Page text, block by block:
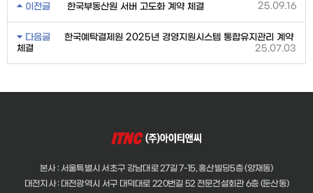
이전글 한국부동산원 서버 고도화 계약 체결 25.09.16
다음글
한국예탁결제원 2025년 경영지원시스템 통합유지관리 계약
체결
25.07.03
본사 : 서울특별시 서초구 강남대로 27길 7-15, 홍산빌딩5층 (양재동)
대전지사 : 대전광역시 서구 대덕대로 220번길 52 전문건설회관 6층 (둔산동)